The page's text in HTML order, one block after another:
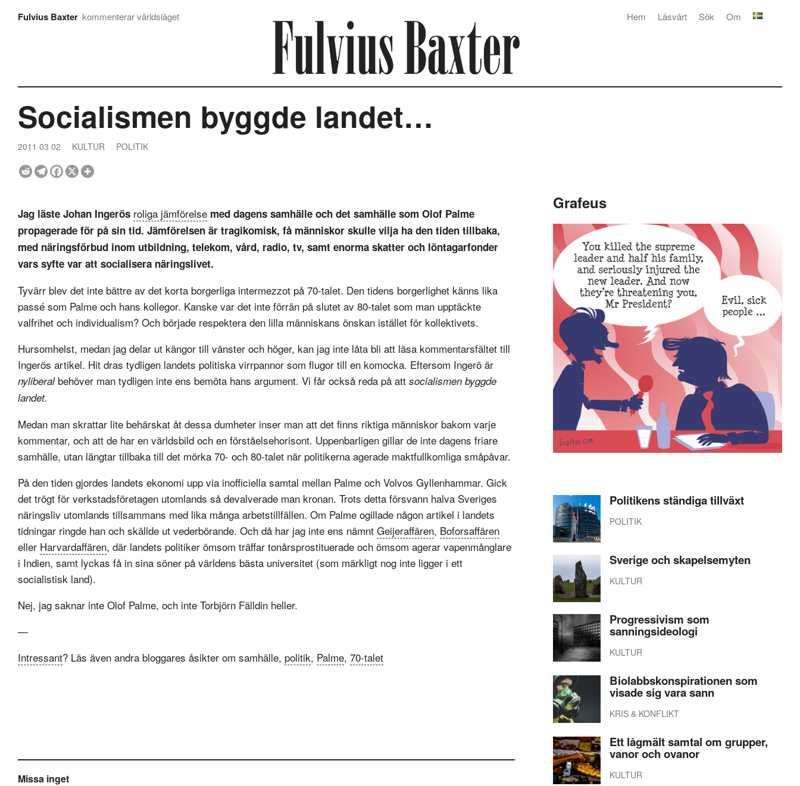
Fulvius Baxter kommenterar världsläget Om
Sök
Läsvärt
Hem
Socialismen byggde landet…
2011 03 02 KULTUR POLITIK
Jag läste Johan Ingerös roliga jämförelse med dagens samhälle och det samhälle som Olof Palme
propagerade för på sin tid. Jämförelsen är tragikomisk, få människor skulle vilja ha den tiden tillbaka,
med näringsförbud inom utbildning, telekom, vård, radio, tv, samt enorma skatter och löntagarfonder
vars syfte var att socialisera näringslivet.
Tyvärr blev det inte bättre av det korta borgerliga intermezzot på 70-talet. Den tidens borgerlighet känns lika
passé som Palme och hans kollegor. Kanske var det inte förrän på slutet av 80-talet som man upptäckte
valfrihet och individualism? Och började respektera den lilla människans önskan istället för kollektivets.
Hursomhelst, medan jag delar ut kängor till vänster och höger, kan jag inte låta bli att läsa kommentarsfältet till
Ingerös artikel. Hit dras tydligen landets politiska virrpannor som flugor till en komocka. Eftersom Ingerö är
nyliberalbehöver man tydligen inte ens bemöta hans argument. Vi får också reda på att socialismen byggde
landet.
Medan man skrattar lite behärskat åt dessa dumheter inser man att det finns riktiga människor bakom varje
kommentar, och att de har en världsbild och en förståelsehorisont. Uppenbarligen gillar de inte dagens friare
samhälle, utan längtar tillbaka till det mörka 70- och 80-talet när politikerna agerade maktfullkomliga småpåvar.
På den tiden gjordes landets ekonomi upp via inofficiella samtal mellan Palme och Volvos Gyllenhammar. Gick
det trögt för verkstadsföretagen utomlands så devalverade man kronan. Trots detta försvann halva Sveriges
näringsliv utomlands tillsammans med lika många arbetstillfällen. Om Palme ogillade någon artikel i landets
tidningar ringde han och skällde ut vederbörande. Och då har jag inte ens nämnt Geijeraffären, Boforsaffären
eller Harvardaffären, där landets politiker ömsom träffar tonårsprostituerade och ömsom agerar vapenmånglare
i Indien, samt lyckas få in sina söner på världens bästa universitet (som märkligt nog inte ligger i ett
socialistisk land).
Nej, jag saknar inte Olof Palme, och inte Torbjörn Fälldin heller.
—
Intressant? Läs även andra bloggares åsikter om samhälle, politik, Palme, 70-talet
Missa inget
Grafeus
Politikens ständiga tillväxt
POLITIK
Sverige och skapelsemyten
KULTUR
Progressivism som
sanningsideologi
KULTUR
Biolabbskonspirationen som
visade sig vara sann
KRIS & KONFLIKT
Ett lågmält samtal om grupper,
vanor och ovanor
KULTUR